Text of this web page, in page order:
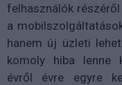
felhasználók
a
hanem új üzleti
komoly hiba lenne
évről évre egyre